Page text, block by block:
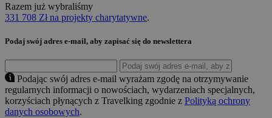
Razem już wybraliśmy
331 708 Zł na projekty charytatywne.
Podaj swój adres e-mail, aby zapisać się do newslettera
Podając swój adres e-mail wyrażam zgodę na otrzymywanie
regularnych informacji o nowościach, wydarzeniach specjalnych,
korzyściach płynących z Travelking zgodnie z Polityką ochrony
danych osobowych.